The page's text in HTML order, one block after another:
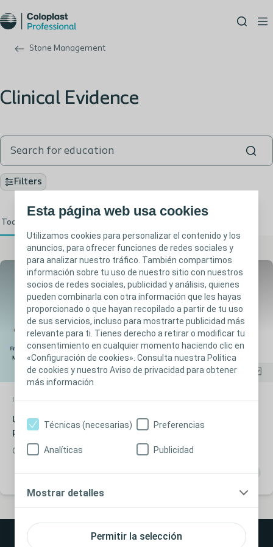
Esta página web usa cookies
Utilizamos cookies para personalizar el contenido y los
anuncios, para ofrecer funciones de redes sociales y
para analizar nuestro tráfico. También compartimos
información sobre tu uso de nuestro sitio con nuestros
socios de redes sociales, publicidad y análisis, quienes
pueden combinarla con otra información que les hayas
proporcionado o que hayan recopilado a partir de tu uso
de sus servicios, incluso para mostrarte publicidad más
relevante para ti. Tienes derecho a retirar o modificar tu
consentimiento en cualquier momento haciendo clic en
«Configuración de cookies». Consulta nuestra Política
de cookies y nuestro Aviso de privacidad para obtener
más información
Permitir la selección
Técnicas (necesarias) Preferencias
Analíticas Publicidad
Mostrar detalles
Stone Management
Clinical Evidence
Filters
Todos (1)
User experience with the New graphic Interface & Laser
parameters
Clinical summary published on first experiences with the thulium
Dr. Mariela Corrales